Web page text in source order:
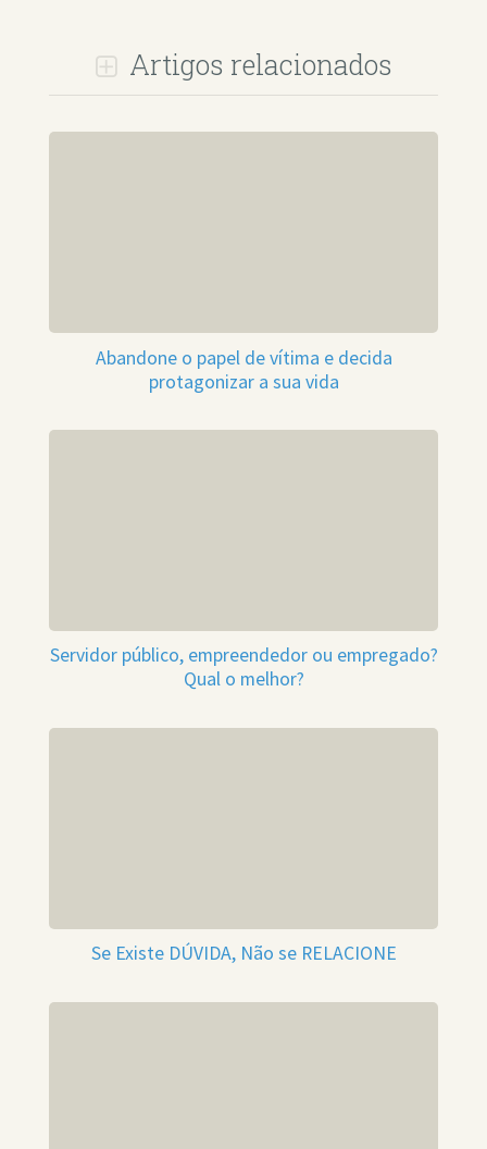
Artigos relacionados
Abandone o papel de vítima e decida
protagonizar a sua vida
Servidor público, empreendedor ou empregado?
Qual o melhor?
Se Existe DÚVIDA, Não se RELACIONE